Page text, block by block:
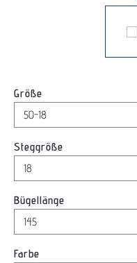
Größe
Steggröße
Bügellänge
Farbe